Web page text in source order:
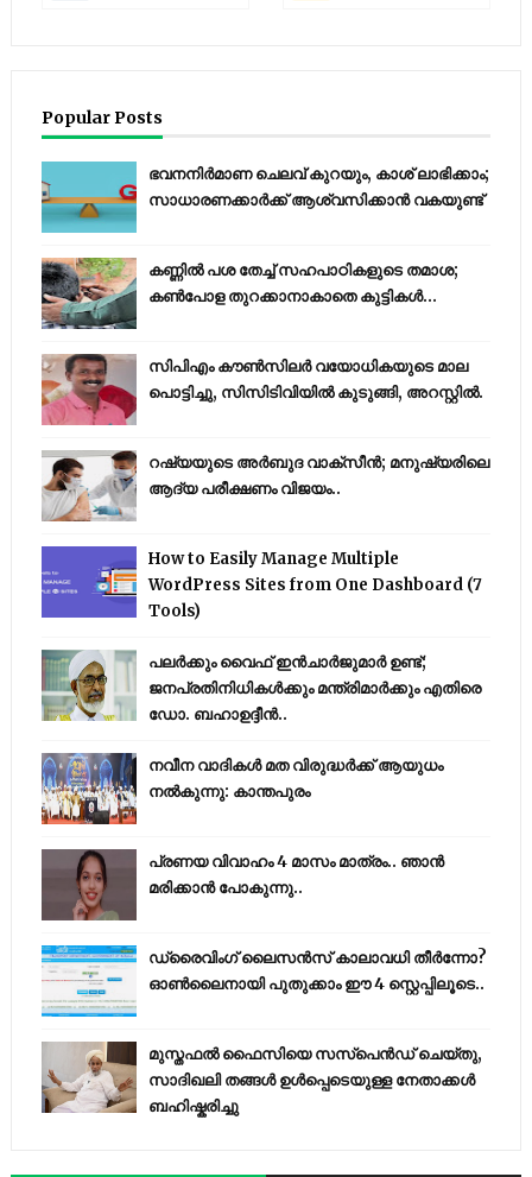
Popular Posts
ഭവനനിർമാണ ചെലവ് കുറയും, കാശ് ലാഭിക്കാം;
സാധാരണക്കാർക്ക് ആശ്വസിക്കാൻ വകയുണ്ട്
കണ്ണിൽ പശ തേച്ച് സഹപാഠികളുടെ തമാശ;
കൺപോള തുറക്കാനാകാതെ കുട്ടികൾ...
സിപിഎം കൗണ്‍സിലര്‍ വയോധികയുടെ മാല
പൊട്ടിച്ചു, സിസിടിവിയില്‍ കുടുങ്ങി, അറസ്റ്റില്‍.
റഷ്യയുടെ അര്‍ബുദ വാക്‌സീന്‍; മനുഷ്യരിലെ
ആദ്യ പരീക്ഷണം വിജയം..
How to Easily Manage Multiple
WordPress Sites from One Dashboard (7
Tools)
പലർക്കും വൈഫ് ഇൻചാർജുമാർ ഉണ്ട്;
ജനപ്രതിനിധികൾക്കും മന്ത്രിമാർക്കും എതിരെ
ഡോ. ബഹാഉദ്ദീൻ..
നവീന വാദികൾ മത വിരുദ്ധർക്ക് ആയുധം
നൽകുന്നു: കാന്തപുരം
പ്രണയ വിവാഹം 4 മാസം മാത്രം.. ഞാൻ
മരിക്കാൻ പോകുന്നു..
ഡ്രൈവിംഗ് ലൈസൻസ് കാലാവധി തീർന്നോ?
ഓൺലൈനായി പുതുക്കാം ഈ 4 സ്റ്റെപ്പിലൂടെ..
മുസ്തഫൽ ഫൈസിയെ സസ്‌പെൻഡ് ചെയ്തു,
സാദിഖലി തങ്ങൾ ഉൾപ്പെടെയുള്ള നേതാക്കൾ
ബഹിഷ്കരിച്ചു